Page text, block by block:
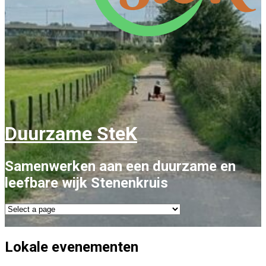
Duurzame SteK
Samenwerken aan een duurzame en
leefbare wijk Stenenkruis
Lokale evenementen